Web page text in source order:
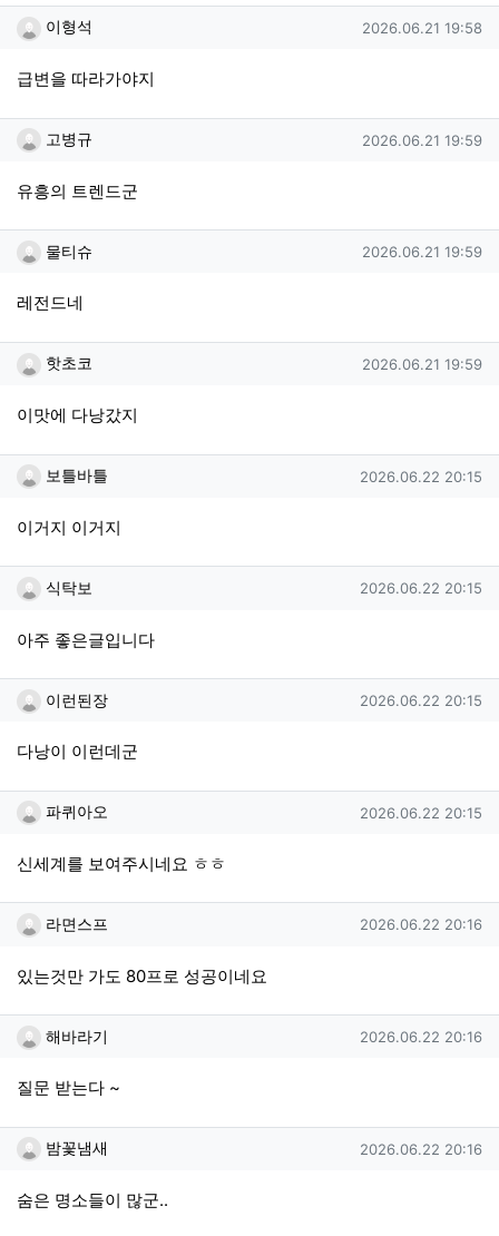
이형석님의 댓글
이형석 작성일
2026.06.21 19:58
급변을 따라가야지
고병규님의 댓글
고병규 작성일
2026.06.21 19:59
유흥의 트렌드군
물티슈님의 댓글
물티슈 작성일
2026.06.21 19:59
레전드네
핫초코님의 댓글
핫초코 작성일
2026.06.21 19:59
이맛에 다낭갔지
보틀바틀님의 댓글
보틀바틀 작성일
2026.06.22 20:15
이거지 이거지
식탁보님의 댓글
식탁보 작성일
2026.06.22 20:15
아주 좋은글입니다
이런된장님의 댓글
이런된장 작성일
2026.06.22 20:15
다낭이 이런데군
파퀴아오님의 댓글
파퀴아오 작성일
2026.06.22 20:15
신세계를 보여주시네요 ㅎㅎ
라면스프님의 댓글
라면스프 작성일
2026.06.22 20:16
있는것만 가도 80프로 성공이네요
해바라기님의 댓글
해바라기 작성일
2026.06.22 20:16
질문 받는다 ~
밤꽃냄새님의 댓글
밤꽃냄새 작성일
2026.06.22 20:16
숨은 명소들이 많군..